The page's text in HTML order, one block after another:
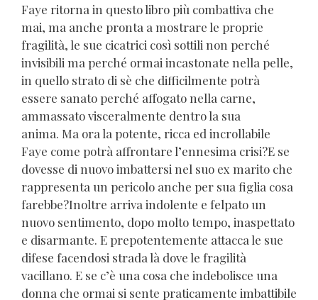
Faye ritorna in questo libro più combattiva che
mai, ma anche pronta a mostrare le proprie
fragilità, le sue cicatrici così sottili non perché
invisibili ma perché ormai incastonate nella pelle,
in quello strato di sè che difficilmente potrà
essere sanato perché affogato nella carne,
ammassato visceralmente dentro la sua
anima. Ma ora la potente, ricca ed incrollabile
Faye come potrà affrontare l’ennesima crisi?E se
dovesse di nuovo imbattersi nel suo ex marito che
rappresenta un pericolo anche per sua figlia cosa
farebbe?Inoltre arriva indolente e felpato un
nuovo sentimento, dopo molto tempo, inaspettato
e disarmante. E prepotentemente attacca le sue
difese facendosi strada là dove le fragilità
vacillano. E se c’è una cosa che indebolisce una
donna che ormai si sente praticamente imbattibile